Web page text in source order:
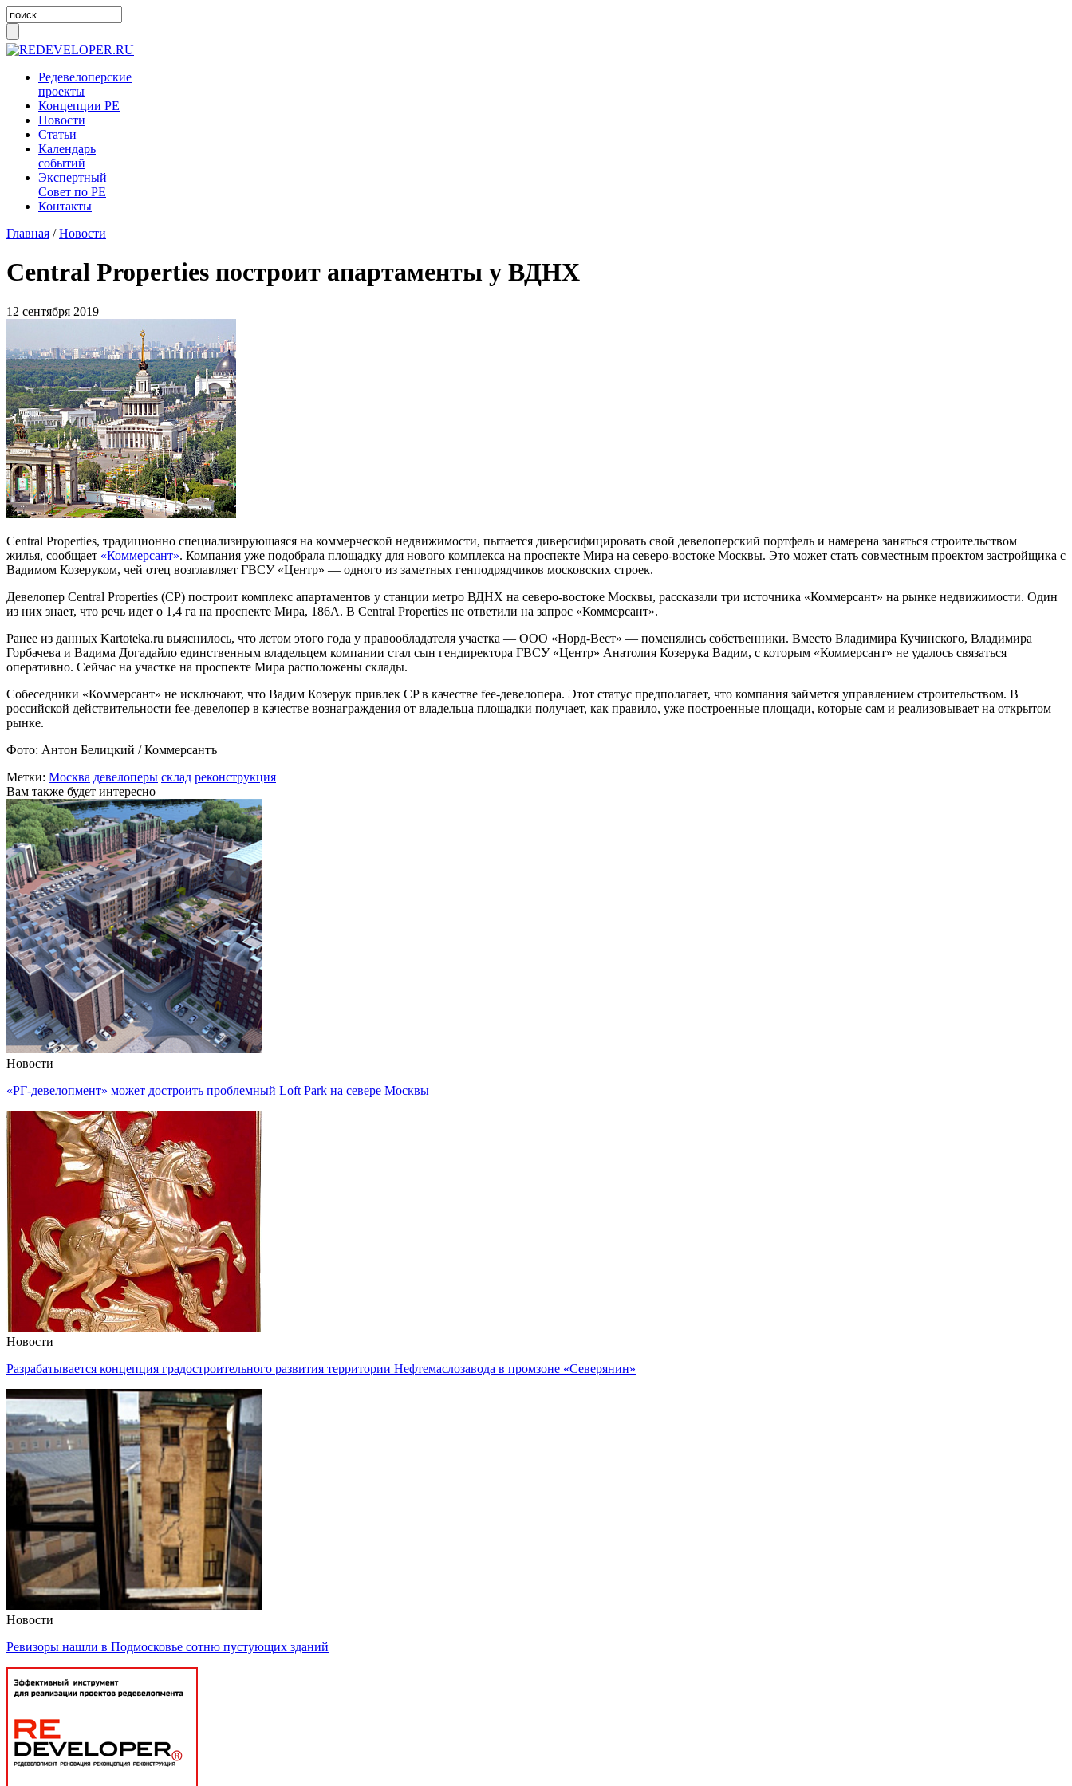
Редевелоперские
проекты
Концепции РЕ
Новости
Статьи
Календарь
событий
Экспертный
Совет по РЕ
Контакты
Главная /Новости
Central Properties построит апартаменты у ВДНХ
12 сентября 2019
Central Properties, традиционно специализирующаяся на коммерческой недвижимости, пытается диверсифицировать свой девелоперский портфель и намерена заняться строительством
жилья, сообщает «Коммерсант». Компания уже подобрала площадку для нового комплекса на проспекте Мира на северо-востоке Москвы. Это может стать совместным проектом застройщика с
Вадимом Козеруком, чей отец возглавляет ГВСУ «Центр» — одного из заметных генподрядчиков московских строек.
Девелопер Central Properties (СР) построит комплекс апартаментов у станции метро ВДНХ на северо-востоке Москвы, рассказали три источника «Коммерсант» на рынке недвижимости. Один
из них знает, что речь идет о 1,4 га на проспекте Мира, 186А. В Central Properties не ответили на запрос «Коммерсант».
Ранее из данных Kartoteka.ru выяснилось, что летом этого года у правообладателя участка — ООО «Норд-Вест» — поменялись собственники. Вместо Владимира Кучинского, Владимира
Горбачева и Вадима Догадайло единственным владельцем компании стал сын гендиректора ГВСУ «Центр» Анатолия Козерука Вадим, с которым «Коммерсант» не удалось связаться
оперативно. Сейчас на участке на проспекте Мира расположены склады.
Собеседники «Коммерсант» не исключают, что Вадим Козерук привлек CP в качестве fee-девелопера. Этот статус предполагает, что компания займется управлением строительством. В
российской действительности fee-девелопер в качестве вознаграждения от владельца площадки получает, как правило, уже построенные площади, которые сам и реализовывает на открытом
рынке.
Фото: Антон Белицкий / Коммерсантъ
Метки: Москва девелоперы склад реконструкция
Вам также будет интересно
Новости
«РГ-девелопмент» может достроить проблемный Loft Park на севере Москвы
Новости
Разрабатывается концепция градостроительного развития территории Нефтемаслозавода в промзоне «Северянин»
Новости
Ревизоры нашли в Подмосковье сотню пустующих зданий